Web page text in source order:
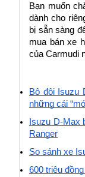
Bạn muốn
dành cho
bị sẵn sàng
mua bán xe
của Carmudi
Bộ đôi Isuzu
những cái
Isuzu D-Max
Ranger
So sánh xe
600 triệu